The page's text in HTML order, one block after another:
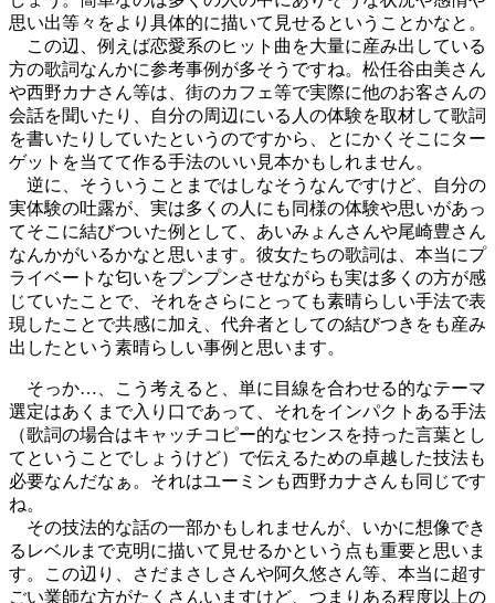
思い出等々をより具体的に描いて見せるということかなと。
この辺、例えば恋愛系のヒット曲を大量に産み出している
方の歌詞なんかに参考事例が多そうですね。松任谷由美さん
や西野カナさん等は、街のカフェ等で実際に他のお客さんの
会話を聞いたり、自分の周辺にいる人の体験を取材して歌詞
を書いたりしていたというのですから、とにかくそこにター
ゲットを当てて作る手法のいい見本かもしれません。
逆に、そういうことまではしなそうなんですけど、自分の
実体験の吐露が、実は多くの人にも同様の体験や思いがあっ
てそこに結びついた例として、あいみょんさんや尾崎豊さん
なんかがいるかなと思います。彼女たちの歌詞は、本当にプ
ライベートな匂いをプンプンさせながらも実は多くの方が感
じていたことで、それをさらにとっても素晴らしい手法で表
現したことで共感に加え、代弁者としての結びつきをも産み
出したという素晴らしい事例と思います。
そっか…、こう考えると、単に目線を合わせる的なテーマ
選定はあくまで入り口であって、それをインパクトある手法
（歌詞の場合はキャッチコピー的なセンスを持った言葉とし
てということでしょうけど）で伝えるための卓越した技法も
必要なんだなぁ。それはユーミンも西野カナさんも同じです
ね。
その技法的な話の一部かもしれませんが、いかに想像でき
るレベルまで克明に描いて見せるかという点も重要と思いま
す。この辺り、さだまさしさんや阿久悠さん等、本当に超す
ごい業師な方がたくさんいますけど、つまりある程度以上の